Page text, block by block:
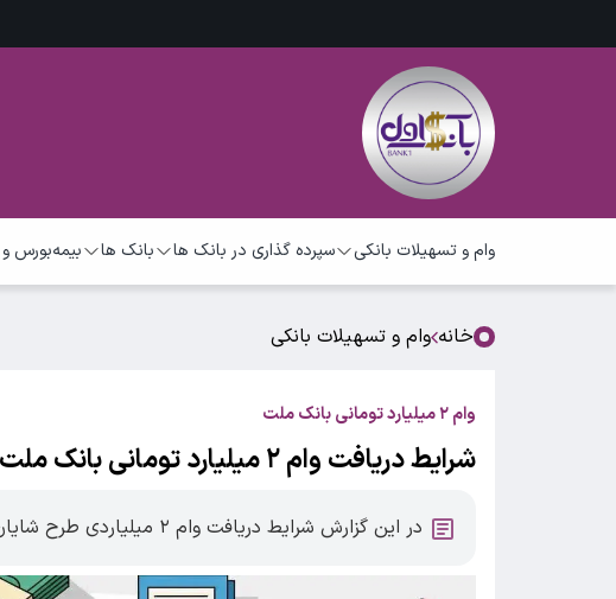
وام و تسهیلات بانکی سپرده گذاری در بانک ها بانک ها بیمهبورس و
خانه وام و تسهیلات بانکی
وام ۲ میلیارد تومانی بانک ملت
شرایط دریافت وام ۲ میلیارد تومانی بانک ملت / یک ماهه و با اقساط بلند مدت
در این گزارش شرایط دریافت وام ۲ میلیاردی طرح شایان بانک ملت را می خوانید